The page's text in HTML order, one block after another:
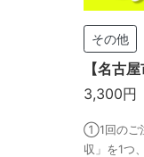
その他
【名古
3,300円
①1回のご
収」を1つ